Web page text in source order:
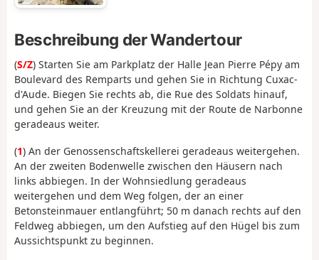
Beschreibung der Wandertour
(S/Z) Starten Sie am Parkplatz der Halle Jean Pierre Pépy am
Boulevard des Remparts und gehen Sie in Richtung Cuxac-
d'Aude. Biegen Sie rechts ab, die Rue des Soldats hinauf,
und gehen Sie an der Kreuzung mit der Route de Narbonne
geradeaus weiter.
(1) An der Genossenschaftskellerei geradeaus weitergehen.
An der zweiten Bodenwelle zwischen den Häusern nach
links abbiegen. In der Wohnsiedlung geradeaus
weitergehen und dem Weg folgen, der an einer
Betonsteinmauer entlangführt; 50 m danach rechts auf den
Feldweg abbiegen, um den Aufstieg auf den Hügel bis zum
Aussichtspunkt zu beginnen.